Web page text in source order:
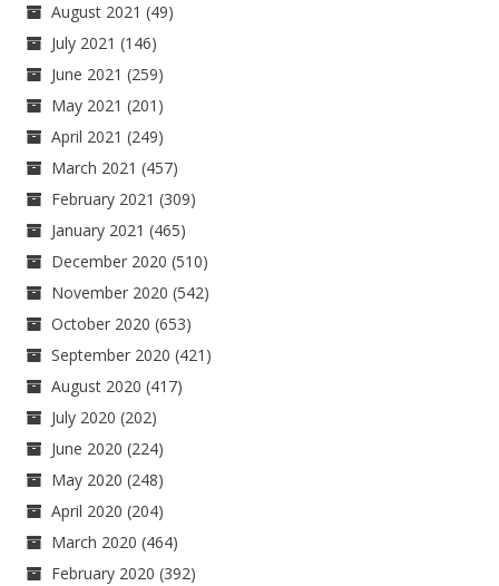
August 2021 (49)
July 2021 (146)
June 2021 (259)
May 2021 (201)
April 2021 (249)
March 2021 (457)
February 2021 (309)
January 2021 (465)
December 2020 (510)
November 2020 (542)
October 2020 (653)
September 2020 (421)
August 2020 (417)
July 2020 (202)
June 2020 (224)
May 2020 (248)
April 2020 (204)
March 2020 (464)
February 2020 (392)